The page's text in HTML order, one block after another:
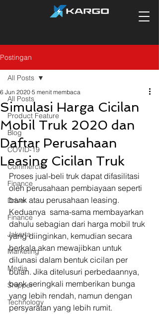
Postingan
All Posts
Product Feature
Blog
COVID-19
Commercial
Finance
Driver
Finance
Jakarta
Marketing
Media
Shipper
Technology
All Posts
Simulasi Harga Cicilan
Mobil Truk 2020 dan
Daftar Perusahaan
Leasing Cicilan Truk
6 Jun 2020 5 menit membaca
Proses jual-beli truk dapat difasilitasi
oleh perusahaan pembiayaan seperti
bank atau perusahaan leasing.
Keduanya  sama-sama membayarkan
dahulu sebagian dari harga mobil truk
yang diinginkan, kemudian secara
berkala akan mewajibkan untuk
dilunasi dalam bentuk cicilan per
bulan. Jika ditelusuri perbedaannya,
bank seringkali memberikan bunga
yang lebih rendah, namun dengan
persyaratan yang lebih rumit.